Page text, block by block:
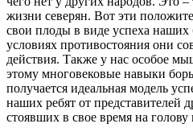
жизни северян. Вот эти
свои плоды в виде успеха
условиях противостояния они
действия. Также у нас особое
этому многовековые навыки
получается идеальная модель
наших ребят от представителей
стоявших в свое время на